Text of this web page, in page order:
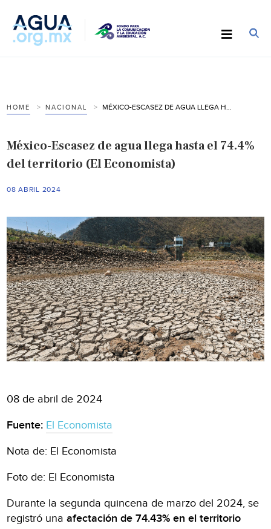
HOME NACIONAL
México-Escasez de agua llega hasta el 74.4%
del territorio (El Economista)
08 ABRIL 2024
08 de abril de 2024
Fuente: El Economista
Nota de: El Economista
Foto de: El Economista
Durante la segunda quincena de marzo del 2024, se
registró una afectación de 74.43% en el territorio